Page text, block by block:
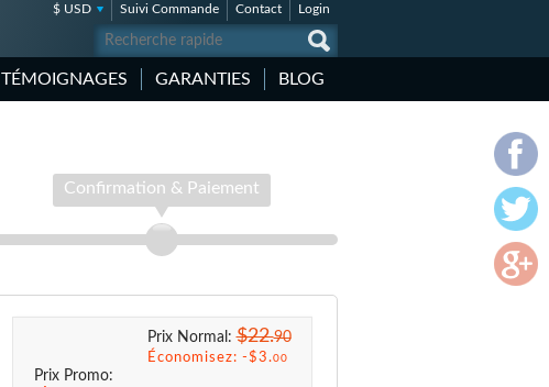
$ USD Suivi Commande Contact Login
TÉMOIGNAGES GARANTIES BLOG
Confirmation & Paiement
Prix Normal:$22.90
Économisez: -$3.00
Prix Promo: